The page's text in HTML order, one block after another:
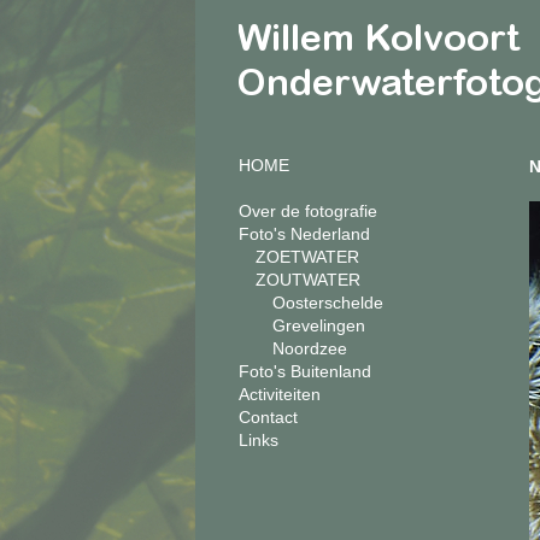
HOME
Over de fotografie
Foto's Nederland
ZOETWATER
ZOUTWATER
Oosterschelde
Grevelingen
Noordzee
Foto's Buitenland
Activiteiten
Contact
Links